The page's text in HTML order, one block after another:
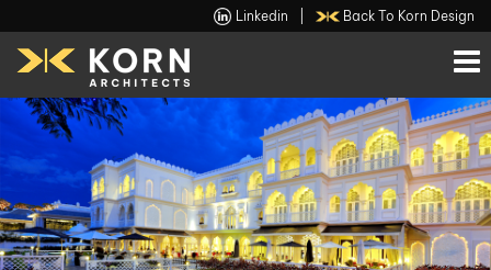
Linkedin Back To Korn Design